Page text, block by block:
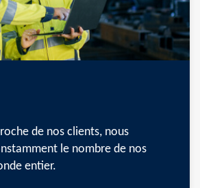
de nos clients, nous
le nombre de nos
entier.